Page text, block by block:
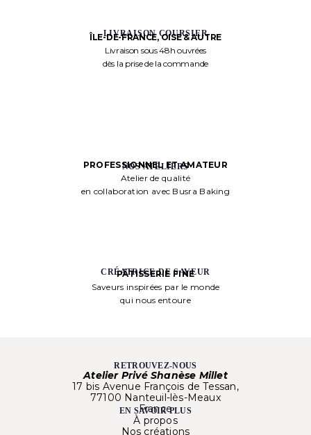
LIVRAISON COURSIER
ÎLE-DE-FRANCE, OISE & AUTRE
Livraison sous 48h ouvrées
dès la prise de la commande
NOS ATELIERS
PROFESSIONNEL ET AMATEUR
Atelier de qualité
en collaboration avec Busra Baking
CRÉATRICE DE SAVEUR
PÂTISSERIE FINE
Saveurs inspirées par le monde
qui nous entoure
RETROUVEZ-NOUS
Atelier Privé Shanèse Millet
17 bis Avenue François de Tessan,
77100 Nanteuil-lès-Meaux
France
EN SAVOIR PLUS
À propos
Nos créations